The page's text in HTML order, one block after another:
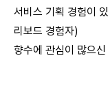
서비스 기획 경험이
리보드 경험자)
향수에 관심이 많으